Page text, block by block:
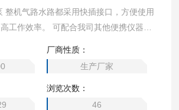
配合我司其他便携仪器，
厂商性质：
生产厂家
浏览次数：
46